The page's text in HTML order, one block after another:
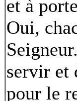
et à
Oui,
servir et
pour le